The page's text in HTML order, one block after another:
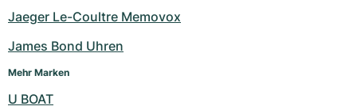
Jaeger Le-Coultre Memovox
James Bond Uhren
Mehr Marken
U BOAT